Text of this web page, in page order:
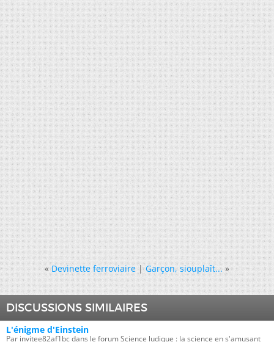
« Devinette ferroviaire|Garçon, siouplaît... »
DISCUSSIONS SIMILAIRES
L'énigme d'Einstein
Par invitee82af1bc dans le forum Science ludique : la science en s'amusant